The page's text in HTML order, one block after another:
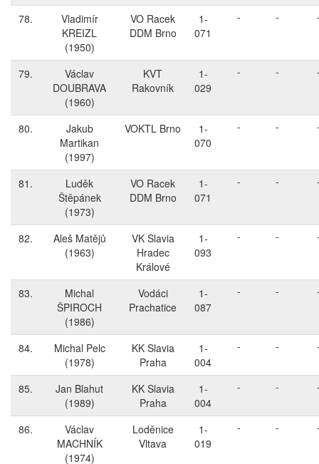
78.
Vladimír
KREIZL
(1950)
VO Racek
DDM Brno
1-
071
- -
79.
Václav
DOUBRAVA
(1960)
KVT
Rakovník
1-
029
- -
80.
Jakub
Martikan
(1997)
VOKTL Brno
1-
070
- -
81.
Luděk
Štěpánek
(1973)
VO Racek
DDM Brno
1-
071
- -
82.
Aleš Matějů
(1963)
VK Slavia
Hradec
Králové
1-
093
- -
83.
Michal
ŠPIROCH
(1986)
Vodáci
Prachatice
1-
087
- -
84.
Michal Pelc
(1978)
KK Slavia
Praha
1-
004
- -
85.
Jan Blahut
(1989)
KK Slavia
Praha
1-
004
- -
86.
Václav
MACHNÍK
(1974)
Loděnice
Vltava
1-
019
- -